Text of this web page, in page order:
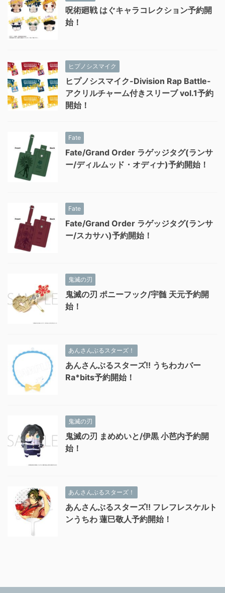
呪術廻戦 はぐキャラコレクション予約開
始！
ヒプノシスマイク
ヒプノシスマイク-Division Rap Battle-
アクリルチャーム付きスリーブ vol.1予約
開始！
Fate
Fate/Grand Order ラゲッジタグ(ランサ
ー/ディルムッド・オディナ)予約開始！
Fate
Fate/Grand Order ラゲッジタグ(ランサ
ー/スカサハ)予約開始！
鬼滅の刃
鬼滅の刃 ポニーフック/宇髄 天元予約開
始！
あんさんぶるスターズ！
あんさんぶるスターズ!! うちわカバー
Ra*bits予約開始！
鬼滅の刃
鬼滅の刃 まめめいと/伊黒 小芭内予約開
始！
あんさんぶるスターズ！
あんさんぶるスターズ!! フレフレスケルト
ンうちわ 蓮巳敬人予約開始！